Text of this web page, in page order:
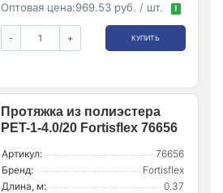
Оптовая цена:969.53 руб. / шт. !
- + КУПИТЬ
Протяжка из полиэстера
PET-1-4.0/20 Fortisflex 76656
Артикул:
76656
Бренд:
Fortisflex
Длина, м:
0.37